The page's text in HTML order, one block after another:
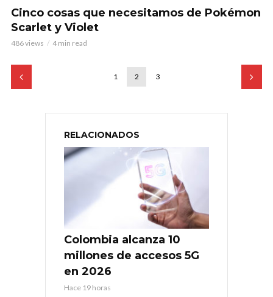
Cinco cosas que necesitamos de Pokémon
Scarlet y Violet
486 views 4 min read
1 2 3
RELACIONADOS
Colombia alcanza 10
millones de accesos 5G
en 2026
Hace 19 horas